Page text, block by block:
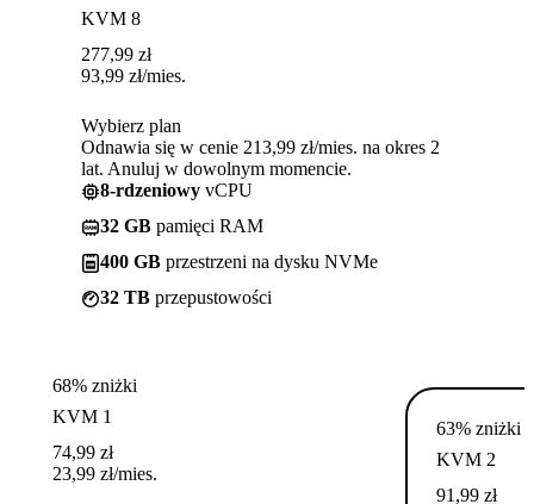
KVM 8
277,99 zł
93,99 zł/mies.
Wybierz plan
Odnawia się w cenie 213,99 zł/mies. na okres 2
lat. Anuluj w dowolnym momencie.
8-rdzeniowy vCPU
32 GB pamięci RAM
400 GB przestrzeni na dysku NVMe
32 TB przepustowości
68% zniżki
KVM 1
74,99 zł
23,99 zł/mies.
63% zniżki
KVM 2
91,99 zł